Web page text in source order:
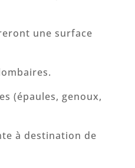
une surface
(épaules, genoux,
à destination de